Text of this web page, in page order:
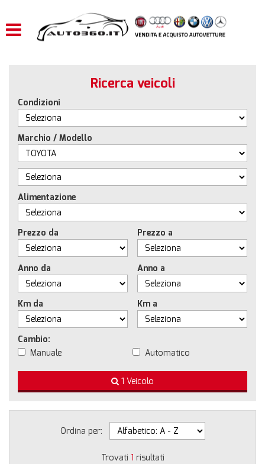
ASSISTENZA
CONTATTI
Ricerca veicoli
Condizioni
Marchio / Modello
Alimentazione
Prezzo da Prezzo a
Anno da Anno a
Km da Km a
Cambio:
Manuale
Automatico
1 Veicolo
Ordina per:
Trovati 1 risultati